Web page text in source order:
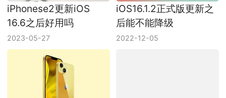
iPhonese2更新iOS
16.6之后好用吗
2023-05-27
iOS16.1.2正式版更新之
后能不能降级
2022-12-05